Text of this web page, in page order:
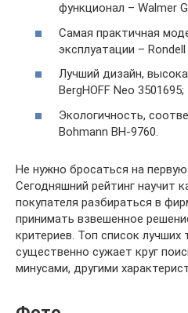
функционал – Walmer
Самая практичная
эксплуатации –
Лучший дизайн,
BergHOFF Neo 3501695;
Экологичность,
Bohmann BH-9760.
Не нужно бросаться на
Сегодняшний рейтинг научит
покупателя разбираться в
принимать взвешенное
критериев. Топ список лучших
существенно сужает круг
минусами, другими